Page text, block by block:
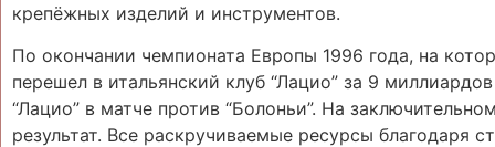
крепёжных изделий и инструментов.
По окончании чемпионата Европы 1996 года, на
перешел в итальянский клуб “Лацио” за 9
“Лацио” в матче против “Болоньи”. На
результат. Все раскручиваемые ресурсы благодаря